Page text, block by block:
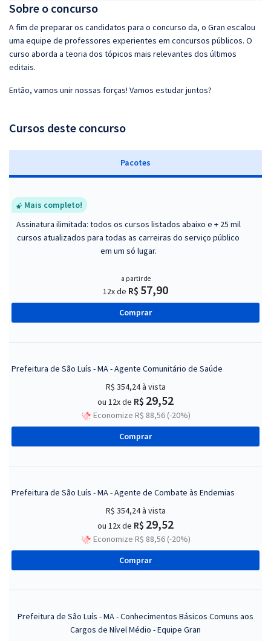
Sobre o concurso
A fim de preparar os candidatos para o concurso da, o Gran escalou
uma equipe de professores experientes em concursos públicos. O
curso aborda a teoria dos tópicos mais relevantes dos últimos
editais.
Então, vamos unir nossas forças! Vamos estudar juntos?
Cursos deste concurso
Pacotes
Mais completo!
Assinatura ilimitada: todos os cursos listados abaixo e + 25 mil
cursos atualizados para todas as carreiras do serviço público
em um só lugar.
a partir de
12x de R$ 57,90
Comprar
Prefeitura de São Luís - MA - Agente Comunitário de Saúde
R$ 354,24à vista
ou 12x de R$ 29,52
Economize R$ 88,56 (-20%)
Comprar
Prefeitura de São Luís - MA - Agente de Combate às Endemias
R$ 354,24à vista
ou 12x de R$ 29,52
Economize R$ 88,56 (-20%)
Comprar
Prefeitura de São Luís - MA - Conhecimentos Básicos Comuns aos
Cargos de Nível Médio - Equipe Gran